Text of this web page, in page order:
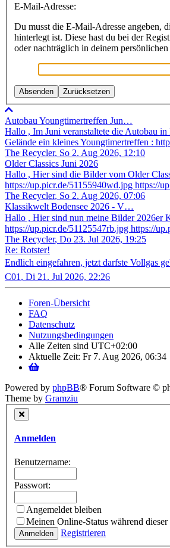
E-Mail-Adresse:
Du musst die E-Mail-Adresse angeben,
hinterlegt ist. Diese hast du bei der
oder nachträglich in deinem
Autobau Youngtimertreffen Jun…
Hallo , Im Juni veranstaltete die Autobau
Gelände ein kleines Youngtimertreffen :
The Recycler, So 2. Aug 2026, 12:10
Older Classics Juni 2026
​Hallo , Hier sind die Bilder vom Older
https://up.picr.de/51155940wd.jpg https://
The Recycler, So 2. Aug 2026, 07:06
Klassikwelt Bodensee 2026 - V…
Hallo , Hier sind nun meine Bilder 2026er
https://up.picr.de/51125547rb.jpg https://
The Recycler, Do 23. Jul 2026, 19:25
Re: Rotster!
Endlich eingefahren, jetzt darfste Vollgas
C01 , Di 21. Jul 2026, 22:26
Foren-Übersicht
FAQ
Datenschutz
Nutzungsbedingungen
Alle Zeiten sind UTC+02:00
Aktuelle Zeit: Fr 7. Aug 2026, 06:34
Powered by phpBB® Forum Software ©
Theme by Gramziu
Anmelden
Benutzername:
Passwort:
Angemeldet bleiben
Meinen Online-Status während
Registrieren